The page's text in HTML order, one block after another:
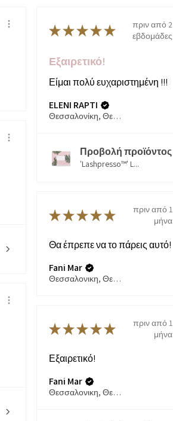
★★★★★
πριν από 2
εβδομάδες
Εξαιρετικό!
Είμαι πολύ ευχαριστημένη !!!
ELENI RAPTI
Θεσσαλονίκη, Θεσσαλονίκη
Προβολή προϊόντος
'Lashpresso™' L...
★★★★★
πριν από 1
μήνα
Θα έπρεπε να το πάρεις αυτό!
Fani Mar
Θεσσαλονικη, Θεσσαλονίκη
★★★★★
πριν από 1
μήνα
Εξαιρετικό!
Fani Mar
Θεσσαλονικη, Θεσσαλονίκη